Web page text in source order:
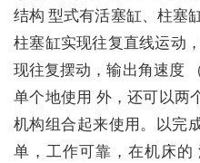
结构 型式有活塞缸、柱塞
柱塞缸实现往复直线运动
现往复摆动，输出角速度
单个地使用 外，还可以两
机构组合起来使用。以完
单，工作可靠，在机床